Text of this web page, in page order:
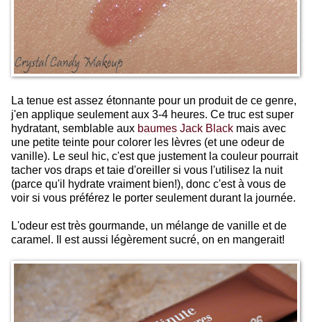
La tenue est assez étonnante pour un produit de ce genre,
j'en applique seulement aux 3-4 heures. Ce truc est super
hydratant, semblable aux baumes Jack Black mais avec
une petite teinte pour colorer les lèvres (et une odeur de
vanille). Le seul hic, c'est que justement la couleur pourrait
tacher vos draps et taie d'oreiller si vous l'utilisez la nuit
(parce qu'il hydrate vraiment bien!), donc c'est à vous de
voir si vous préférez le porter seulement durant la journée.
L'odeur est très gourmande, un mélange de vanille et de
caramel. Il est aussi légèrement sucré, on en mangerait!